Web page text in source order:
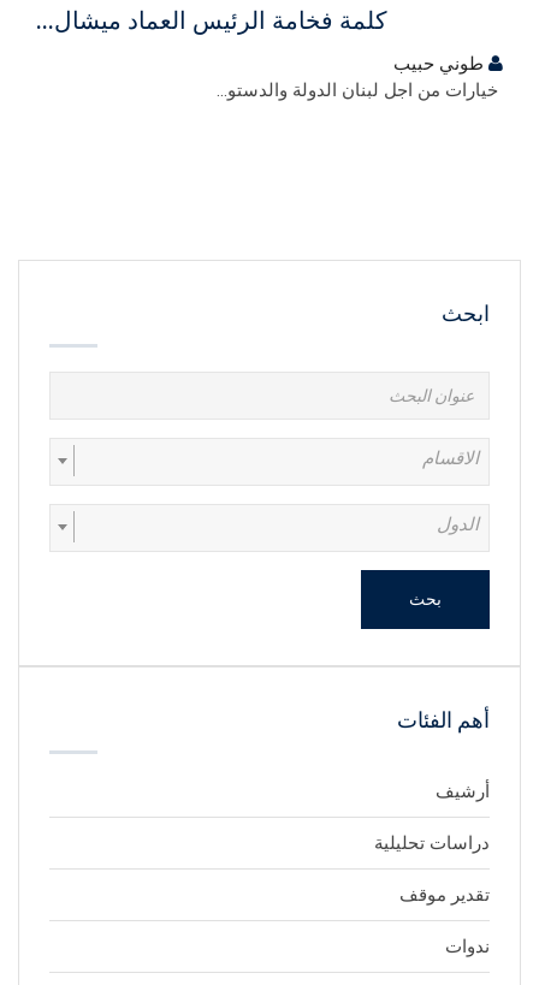
كلمة فخامة الرئيس العماد ميشال...
خيارات من اجل لبنان الدولة والدستو...
ابحث
الاقسام
الدول
بحث
أهم الفئات
أرشيف
دراسات تحليلية
تقدير موقف
ندوات